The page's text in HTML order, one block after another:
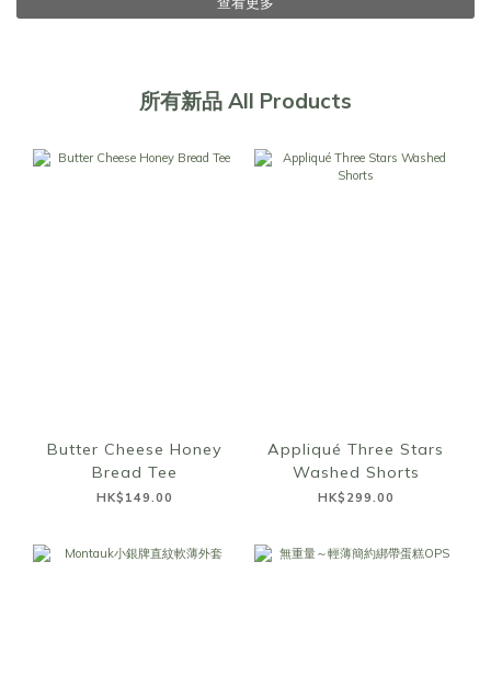
所有新品 All Products
Butter Cheese Honey
Bread Tee
HK$149.00
Appliqué Three Stars
Washed Shorts
HK$299.00